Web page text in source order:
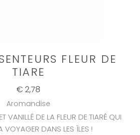
FLEUR DE
TIARE
€ 2,78
Aromandise
VANILLÉ DE LA FLEUR DE TIARÉ QUI
VOYAGER DANS LES ÎLES !